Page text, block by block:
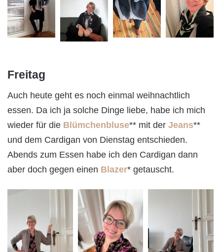
Freitag
Auch heute geht es noch einmal weihnachtlich
essen. Da ich ja solche Dinge liebe, habe ich mich
wieder für die Blümchenbluse** mit der Jeans**
und dem Cardigan von Dienstag entschieden.
Abends zum Essen habe ich den Cardigan dann
aber doch gegen einen Blazer* getauscht.